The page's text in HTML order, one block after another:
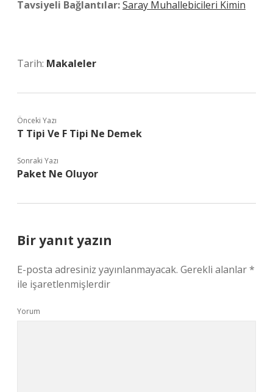
Tavsiyeli Bağlantılar:Saray Muhallebicileri Kimin
Tarih: Makaleler
Önceki Yazı
T Tipi Ve F Tipi Ne Demek
Sonraki Yazı
Paket Ne Oluyor
Bir yanıt yazın
E-posta adresiniz yayınlanmayacak. Gerekli alanlar*
ile işaretlenmişlerdir
Yorum